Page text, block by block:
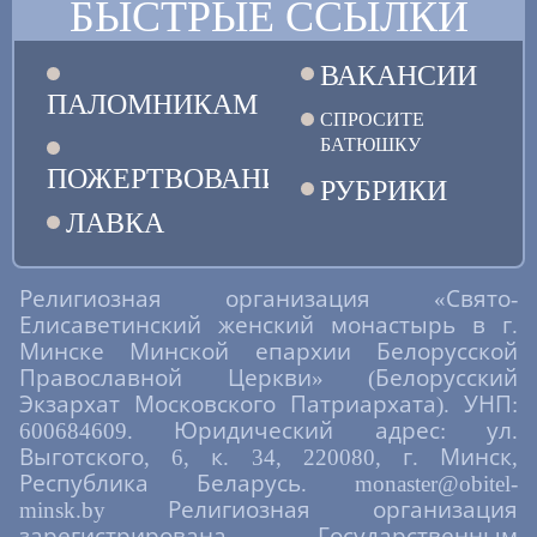
дерзнове́ние пред Бо́гом стяжа́л еси́./ О́тче
священному́чениче Нико́лае,// моли́ Христа́
Бо́га спасти́ся душа́м на́шим.
Кондак, глас 3
В годи́ну лю́тую к па́стырству при́званный,/
в це́ркви святы́я Екатери́ны подвиза́лся еси́,/
мно́жество ду́ш к покая́нию и спасе́нию
приведы́й,/ клевету́ богобо́рческую отри́нул
еси́./ За Христа́ пострада́в да́же до кро́ве,/
священному́чениче Нико́лае,// ны́не усе́рдно
моли́ся о все́х на́с.
Величание
Велича́ем тя,/ священному́чениче Нико́лае,/
и чтим святу́ю па́мять твою́,/ ты бо мо́лиши
о нас// Христа́ Бо́га на́шего.
БЫСТРЫЕ ССЫЛКИ
ПАЛОМНИКАМ
ПОЖЕРТВОВАНИЯ
ЛАВКА
ВАКАНСИИ
СПРОСИТЕ
БАТЮШКУ
РУБРИКИ
Религиозная организация «Свято-
Елисаветинский женский монастырь в г.
Минске Минской епархии Белорусской
Православной Церкви» (Белорусский
Экзархат Московского Патриархата). УНП:
600684609. Юридический адрес: ул.
Выготского, 6, к. 34, 220080, г. Минск,
Республика Беларусь. monaster@obitel-
minsk.by Религиозная организация